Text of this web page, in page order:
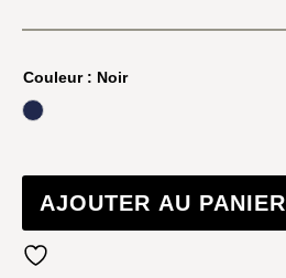
Couleur: Noir
minuit
AJOUTER AU PANIER